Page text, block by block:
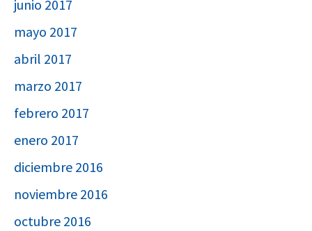
junio 2017
mayo 2017
abril 2017
marzo 2017
febrero 2017
enero 2017
diciembre 2016
noviembre 2016
octubre 2016